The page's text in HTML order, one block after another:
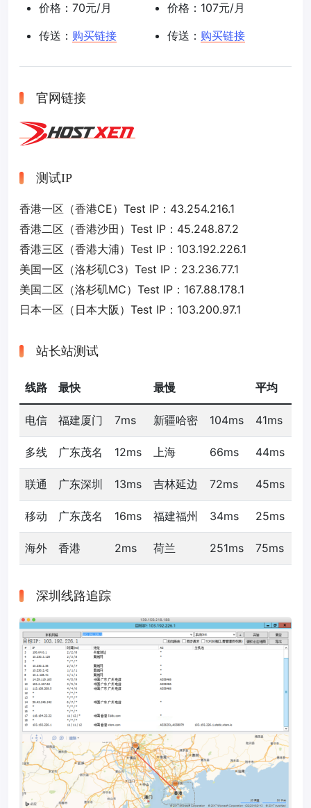
价格：70元/月
传送： 购买链接
价格：107元/月
传送： 购买链接
官网链接
测试IP
香港一区（香港CE）Test IP：43.254.216.1
香港二区（香港沙田）Test IP：45.248.87.2
香港三区（香港大浦）Test IP：103.192.226.1
美国一区（洛杉矶C3）Test IP：23.236.77.1
美国二区（洛杉矶MC）Test IP：167.88.178.1
日本一区（日本大阪）Test IP：103.200.97.1
站长站测试
线路 最快 最慢 平均
电信 福建厦门 7ms 新疆哈密 104ms 41ms
多线 广东茂名 12ms 上海 66ms 44ms
联通 广东深圳 13ms 吉林延边 72ms 45ms
移动 广东茂名 16ms 福建福州 34ms 25ms
海外 香港 2ms 荷兰 251ms 75ms
深圳线路追踪